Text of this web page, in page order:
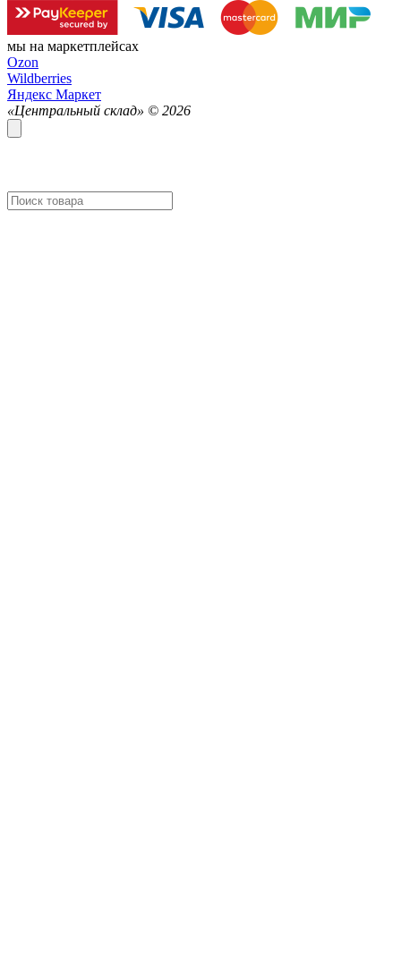
мы на маркетплейсах
Ozon
Wildberries
Яндекс Маркет
«Центральный склад» © 2026